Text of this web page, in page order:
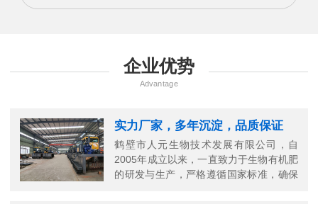
企业优势
Advantage
实力厂家，多年沉淀，品质保证
鹤壁市人元生物技术发展有限公司，自
2005年成立以来，一直致力于生物有机肥
的研发与生产，严格遵循国家标准，确保